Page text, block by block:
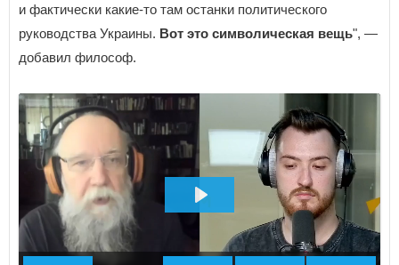
и фактически какие-то там останки политического
руководства Украины. Вот это символическая вещь", —
добавил философ.
ВОСПРОИЗВЕСТИ